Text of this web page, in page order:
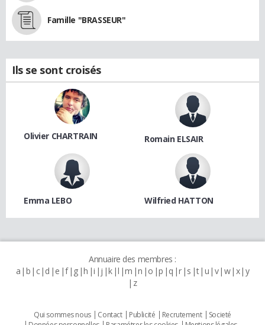
Famille "BRASSEUR"
Ils se sont croisés
Olivier CHARTRAIN Romain ELSAIR
Emma LEBO Wilfried HATTON
Annuaire des membres :
a b c d e f g h i j k l m n o p q r s t u v w x y
z
Qui sommes nous Contact Publicité Recrutement
Societé